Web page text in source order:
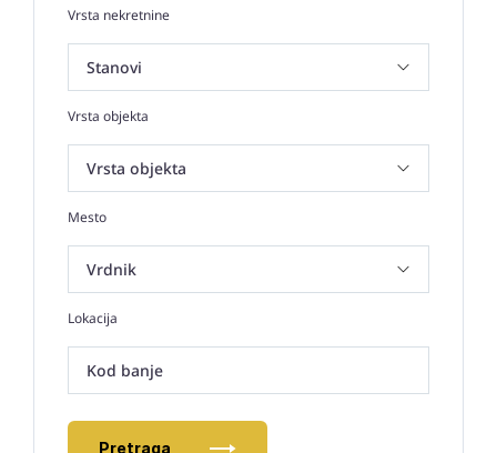
Vrsta nekretnine
Vrsta objekta
Mesto
Lokacija
Kod banje
Pretraga